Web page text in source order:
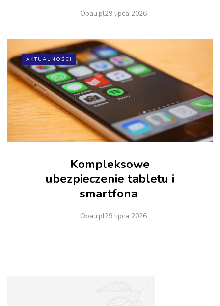
Obau.pl29 lipca 2026
AKTUALNOŚCI
Kompleksowe
ubezpieczenie tabletu i
smartfona
Obau.pl29 lipca 2026